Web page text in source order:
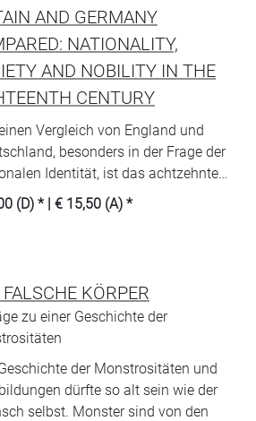
AND GERMANY
NATIONALITY,
AND NOBILITY IN THE
CENTURY
Vergleich von England und
besonders in der Frage der
Identität, ist das achtzehnte
sehr ergiebig.
(D) * | € 15,50 (A) *
FALSCHE KÖRPER
zu einer Geschichte der
der Monstrositäten und
dürfte so alt sein wie der
selbst. Monster sind von den